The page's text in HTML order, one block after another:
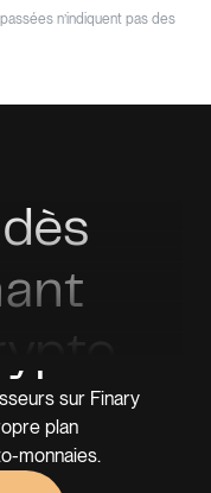
n’indiquent pas des
sur Finary
plan
monnaies.